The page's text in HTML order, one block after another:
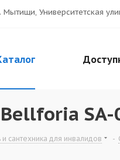
Мытищи, Университетская
SA-
сантехника для инвалидов -